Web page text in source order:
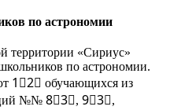
по астрономии
территории «Сириус»
по астрономии.
1⃣2⃣ обучающихся из
№№ 8⃣3⃣, 9⃣3⃣,